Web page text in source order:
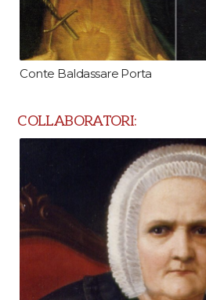
Conte Baldassare Porta
COLLABORATORI: